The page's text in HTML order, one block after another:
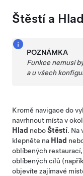
Štěstí a Hlad
POZNÁMKA
Funkce nemusí
a u všech
Kromě navigace do
navrhnout místa v
Hlad neboŠtěstí. Na
klepněte na Hlad
oblíbených
oblíbených cílů
objevíte zajímavé